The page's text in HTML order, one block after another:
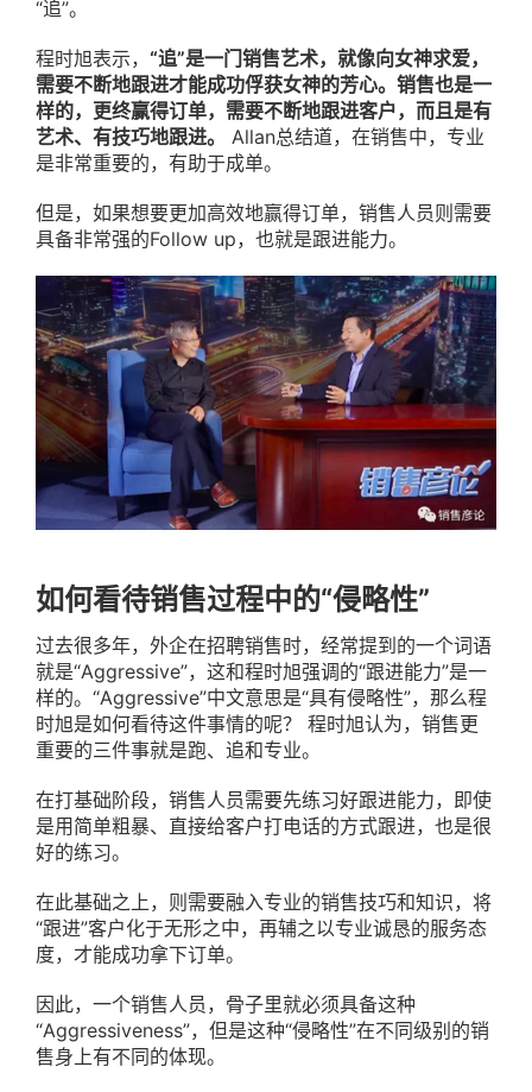
“追”。
程时旭表示， “追”是一门销售艺术，就像向女神求爱，
需要不断地跟进才能成功俘获女神的芳心。销售也是一
样的，更终赢得订单，需要不断地跟进客户，而且是有
艺术、有技巧地跟进。
Allan总结道，在销售中，专业
是非常重要的，有助于成单。
但是，如果想要更加高效地赢得订单，销售人员则需要
具备非常强的Follow up，也就是跟进能力。
如何看待销售过程中的“侵略性”
过去很多年，外企在招聘销售时，经常提到的一个词语
就是“Aggressive”，这和程时旭强调的“跟进能力”是一
样的。“Aggressive”中文意思是“具有侵略性”，那么程
时旭是如何看待这件事情的呢？ 程时旭认为，销售更
重要的三件事就是跑、追和专业。
在打基础阶段，销售人员需要先练习好跟进能力，即使
是用简单粗暴、直接给客户打电话的方式跟进，也是很
好的练习。
在此基础之上，则需要融入专业的销售技巧和知识，将
“跟进”客户化于无形之中，再辅之以专业诚恳的服务态
度，才能成功拿下订单。
因此，一个销售人员，骨子里就必须具备这种
“Aggressiveness”，但是这种“侵略性”在不同级别的销
售身上有不同的体现。